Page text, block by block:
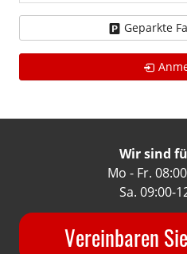
Geparkte
Wir sind
Mo - Fr.
Sa. 09:00-
Vereinbaren